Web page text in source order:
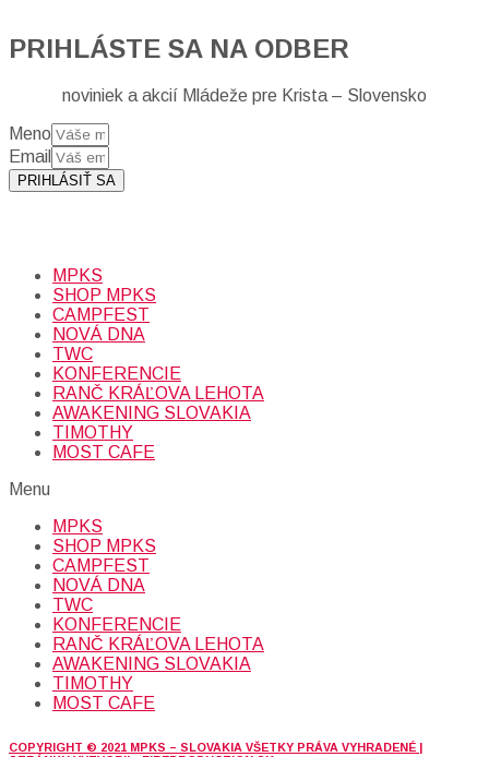
PRIHLÁSTE SA NA ODBER
noviniek a akcií Mládeže pre Krista – Slovensko
Meno
Email
PRIHLÁSIŤ SA
MPKS
SHOP MPKS
CAMPFEST
NOVÁ DNA
TWC
KONFERENCIE
RANČ KRÁĽOVA LEHOTA
AWAKENING SLOVAKIA
TIMOTHY
MOST CAFE
Menu
MPKS
SHOP MPKS
CAMPFEST
NOVÁ DNA
TWC
KONFERENCIE
RANČ KRÁĽOVA LEHOTA
AWAKENING SLOVAKIA
TIMOTHY
MOST CAFE
COPYRIGHT © 2021 MPKS – SLOVAKIA VŠETKY PRÁVA VYHRADENÉ |